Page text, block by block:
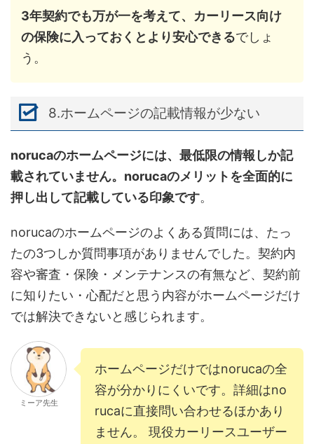
3年契約でも万が一を考えて、カーリース向け
の保険に入っておくとより安心できるでしょ
う。
8.ホームページの記載情報が少ない
norucaのホームページには、最低限の情報しか記
載されていません。norucaのメリットを全面的に
押し出して記載している印象です。
norucaのホームページのよくある質問には、たっ
たの3つしか質問事項がありませんでした。契約内
容や審査・保険・メンテナンスの有無など、契約前
に知りたい・心配だと思う内容がホームページだけ
では解決できないと感じられます。
ミーア先生
ホームページだけではnorucaの全
容が分かりにくいです。詳細はno
rucaに直接問い合わせるほかあり
ません。 現役カーリースユーザー